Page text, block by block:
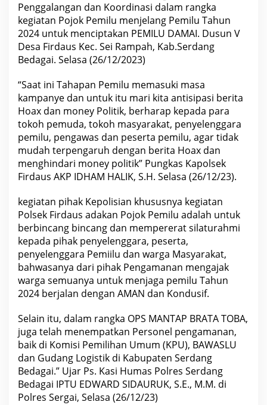
i
a
t
a
n
P
e
n
g
l
a
n
g
a
n
d
a
n
K
o
d
i
a
s
i
P
o
j
o
P
m
i
u
m
e
n
j
Penggalangan dan Koordinasi dalam rangka
kegiatan Pojok Pemilu menjelang Pemilu Tahun
2024 untuk menciptakan PEMILU DAMAI. Dusun V
Desa Firdaus Kec. Sei Rampah, Kab.Serdang
Bedagai. Selasa (26/12/2023)
“Saat ini Tahapan Pemilu memasuki masa
kampanye dan untuk itu mari kita antisipasi berita
Hoax dan money Politik, berharap kepada para
tokoh pemuda, tokoh masyarakat, penyelenggara
pemilu, pengawas dan peserta pemilu, agar tidak
mudah terpengaruh dengan berita Hoax dan
menghindari money politik” Pungkas Kapolsek
Firdaus AKP IDHAM HALIK, S.H. Selasa (26/12/23).
kegiatan pihak Kepolisian khususnya kegiatan
Polsek Firdaus adakan Pojok Pemilu adalah untuk
berbincang bincang dan mempererat silaturahmi
kepada pihak penyelenggara, peserta,
penyelenggara Pemiilu dan warga Masyarakat,
bahwasanya dari pihak Pengamanan mengajak
warga semuanya untuk menjaga pemilu Tahun
2024 berjalan dengan AMAN dan Kondusif.
Selain itu, dalam rangka OPS MANTAP BRATA TOBA,
juga telah menempatkan Personel pengamanan,
baik di Komisi Pemilihan Umum (KPU), BAWASLU
dan Gudang Logistik di Kabupaten Serdang
Bedagai.” Ujar Ps. Kasi Humas Polres Serdang
Bedagai IPTU EDWARD SIDAURUK, S.E., M.M. di
Polres Sergai, Selasa (26/12/23)